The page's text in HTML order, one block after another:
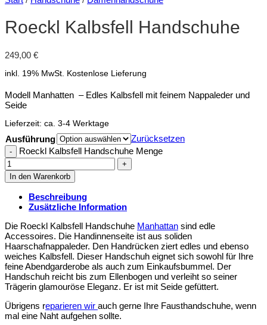
Roeckl Kalbsfell Handschuhe
249,00 €
inkl. 19% MwSt. Kostenlose Lieferung
Modell Manhatten – Edles Kalbsfell mit feinem Nappaleder und
Seide
Lieferzeit: ca. 3-4 Werktage
Ausführung
Zurücksetzen
Roeckl Kalbsfell Handschuhe Menge
In den Warenkorb
Beschreibung
Zusätzliche Information
Die Roeckl Kalbsfell Handschuhe Manhattan sind edle
Accessoires. Die Handinnenseite ist aus soliden
Haarschafnappaleder. Den Handrücken ziert edles und ebenso
weiches Kalbsfell. Dieser Handschuh eignet sich sowohl für Ihre
feine Abendgarderobe als auch zum Einkaufsbummel. Der
Handschuh reicht bis zum Ellenbogen und verleiht so seiner
Trägerin glamouröse Eleganz. Er ist mit Seide gefüttert.
Übrigens reparieren wir auch gerne Ihre Fausthandschuhe, wenn
mal eine Naht aufgehen sollte.